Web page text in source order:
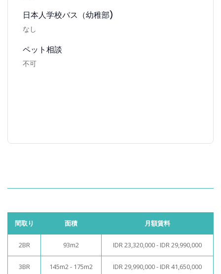
日本人学校バス（幼稚部)
なし
ペット相談
不可
間取り 面積 月額賃料
2BR 93m2 IDR 23,320,000 - IDR 29,990,000
3BR 145m2 - 175m2 IDR 29,990,000 - IDR 41,650,000